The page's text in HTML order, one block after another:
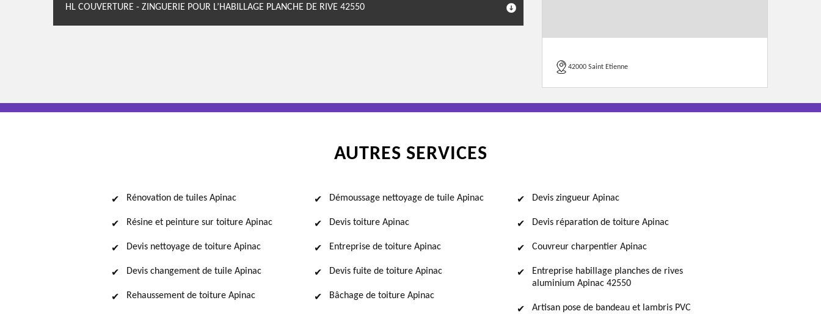
HL COUVERTURE - ZINGUERIE POUR L’HABILLAGE PLANCHE DE RIVE 42550
42000 Saint Etienne
AUTRES SERVICES
Rénovation de tuiles Apinac
Résine et peinture sur toiture Apinac
Devis nettoyage de toiture Apinac
Devis changement de tuile Apinac
Rehaussement de toiture Apinac
Démoussage nettoyage de tuile Apinac
Devis toiture Apinac
Entreprise de toiture Apinac
Devis fuite de toiture Apinac
Bâchage de toiture Apinac
Devis zingueur Apinac
Devis réparation de toiture Apinac
Couvreur charpentier Apinac
Entreprise habillage planches de rives
aluminium Apinac 42550
Artisan pose de bandeau et lambris PVC